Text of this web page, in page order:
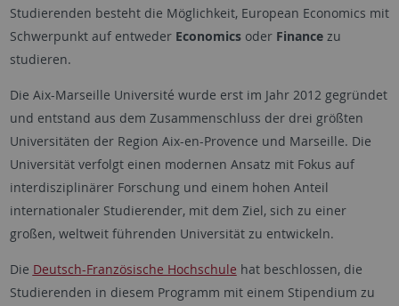
Studierenden besteht die Möglichkeit, European Economics mit
Schwerpunkt auf entweder Economics oder Financezu
studieren.
Die Aix-Marseille Université wurde erst im Jahr 2012 gegründet
und entstand aus dem Zusammenschluss der drei größten
Universitäten der Region Aix-en-Provence und Marseille. Die
Universität verfolgt einen modernen Ansatz mit Fokus auf
interdisziplinärer Forschung und einem hohen Anteil
internationaler Studierender, mit dem Ziel, sich zu einer
großen, weltweit führenden Universität zu entwickeln.
Die Deutsch-Französische Hochschule hat beschlossen, die
Studierenden in diesem Programm mit einem Stipendium zu